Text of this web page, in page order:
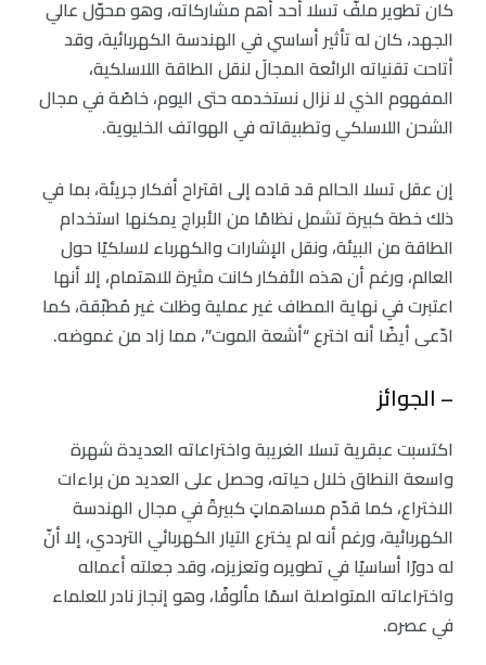
كان تطوير ملفّ تسلا أحد أهم مشاركاته، وهو محوّل عالي
الجهد، كان له تأثير أساسي في الهندسة الكهربائية، وقد
أتاحت تقنياته الرائعة المجالَ لنقل الطاقة اللاسلكية،
المفهوم الذي لا نزال نستخدمه حتى اليوم، خاصًة في مجال
الشحن اللاسلكي وتطبيقاته في الهواتف الخليوية.
إن عقل تسلا الحالم قد قاده إلى اقتراح أفكار جريئة، بما في
ذلك خطة كبيرة تشمل نظامًا من الأبراج يمكنها استخدام
الطاقة من البيئة، ونقل الإشارات والكهرباء لاسلكيًا حول
العالم، ورغم أن هذه الأفكار كانت مثيرة للاهتمام، إلا أنها
اعتبرت في نهاية المطاف غير عملية وظلت غير مُطبّقة، كما
ادّعى أيضًا أنه اخترع “أشعة الموت”، مما زاد من غموضه.
– الجوائز
اكتسبت عبقرية تسلا الغريبة واختراعاته العديدة شهرة
واسعة النطاق خلال حياته، وحصل على العديد من براءات
الاختراع، كما قدّم مساهماتٍ كبيرةً في مجال الهندسة
الكهربائية، ورغم أنه لم يخترع التيار الكهربائي الترددي، إلا أنّ
له دورًا أساسيًا في تطويره وتعزيزه، وقد جعلته أعماله
واختراعاته المتواصلة اسمًا مألوفًا، وهو إنجاز نادر للعلماء
في عصره.